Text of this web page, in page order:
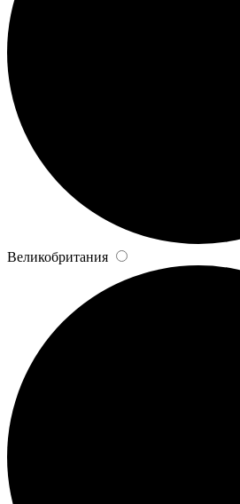
Великобритания